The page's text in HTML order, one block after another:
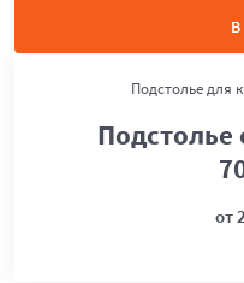
Подстолье для
Подстолье
от